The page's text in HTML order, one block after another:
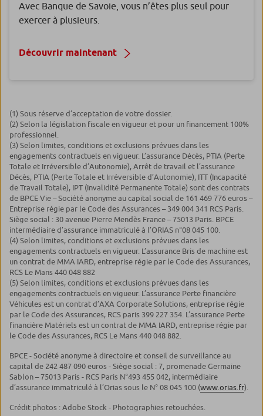
Avec Banque de Savoie, vous n’êtes plus seul pour
exercer à plusieurs.
Découvrir maintenant
(1) Sous réserve d’acceptation de votre dossier.
(2) Selon la législation fiscale en vigueur et pour un financement 100%
professionnel.
(3) Selon limites, conditions et exclusions prévues dans les
engagements contractuels en vigueur. L’assurance Décès, PTIA (Perte
Totale et Irréversible d’Autonomie), Arrêt de travail et l’assurance
Décès, PTIA (Perte Totale et Irréversible d’Autonomie), ITT (Incapacité
de Travail Totale), IPT (Invalidité Permanente Totale) sont des contrats
de BPCE Vie – Société anonyme au capital social de 161 469 776 euros –
Entreprise régie par le Code des Assurances – 349 004 341 RCS Paris.
Siège social : 30 avenue Pierre Mendès France – 75013 Paris. BPCE
intermédiaire d’assurance immatriculé à l’ORIAS n°08 045 100.
(4) Selon limites, conditions et exclusions prévues dans les
engagements contractuels en vigueur. L’assurance Bris de machine est
un contrat de MMA IARD, entreprise régie par le Code des Assurances,
RCS Le Mans 440 048 882
(5) Selon limites, conditions et exclusions prévues dans les
engagements contractuels en vigueur. L’assurance Perte financière
Véhicules est un contrat d’AXA Corporate Solutions, entreprise régie
par le Code des Assurances, RCS paris 399 227 354. L’assurance Perte
financière Matériels est un contrat de MMA IARD, entreprise régie par
le Code des Assurances, RCS Le Mans 440 048 882.
BPCE - Société anonyme à directoire et conseil de surveillance au
capital de 242 487 090 euros - Siège social : 7, promenade Germaine
Sablon – 75013 Paris - RCS Paris N°493 455 042, intermédiaire
d’assurance immatriculé à l’Orias sous le N° 08 045 100 (www.orias.fr).
Crédit photos : Adobe Stock - Photographies retouchées.